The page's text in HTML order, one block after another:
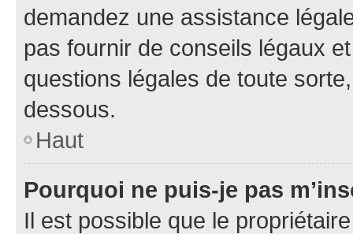
demandez une assistance
pas fournir de conseils légaux
questions légales de toute
dessous.
Haut
Pourquoi ne puis-je pas
Il est possible que le